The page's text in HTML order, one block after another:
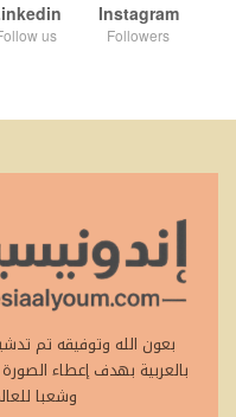
Instagram
Followers
us
بعون الله وتوفيقه تم
بالعربية بهدف إعطاء
وشعبا